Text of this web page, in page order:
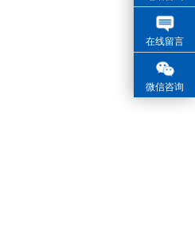
在线留言
微信咨询